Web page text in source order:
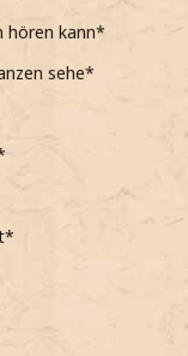
hören kann*
sehe*